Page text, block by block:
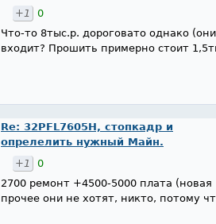
+1
0
Что-то 8тыс.р. дороговато однако
входит? Прошить примерно стоит
Re: 32PFL7605H, стопкадр и
опрелелить нужный Майн.
+1
0
2700 ремонт +4500-5000 плата
прочее они не хотят, никто, потому